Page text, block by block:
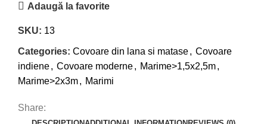
Adaugă la favorite
SKU: 13
Categories: Covoare din lana si matase, Covoare
indiene, Covoare moderne, Marime>1,5x2,5m,
Marime>2x3m, Marimi
Share: